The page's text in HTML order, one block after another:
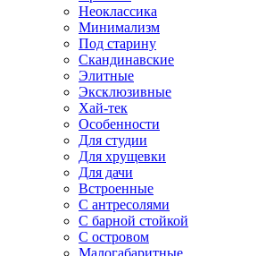
Неоклассика
Минимализм
Под старину
Скандинавские
Элитные
Эксклюзивные
Хай-тек
Особенности
Для студии
Для хрущевки
Для дачи
Встроенные
С антресолями
С барной стойкой
С островом
Малогабаритные